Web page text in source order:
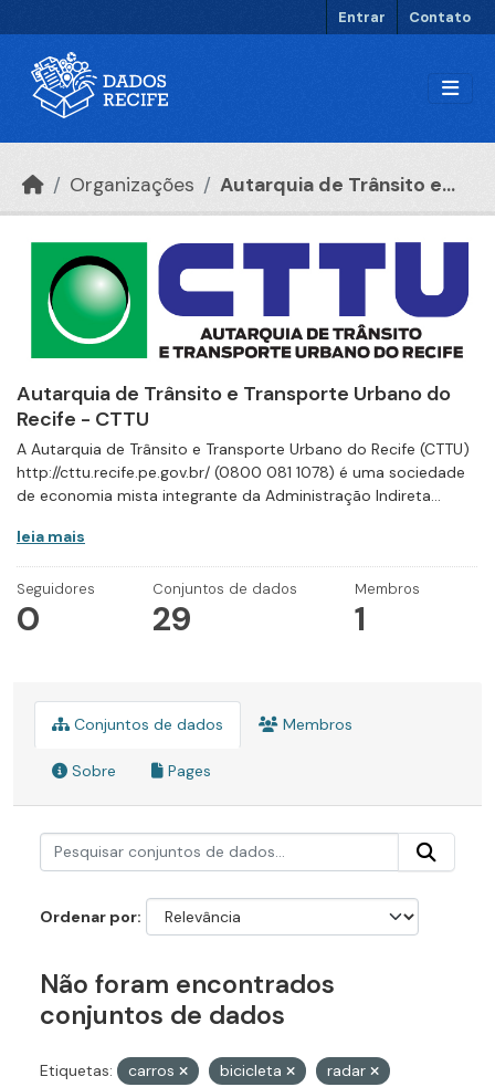
Entrar Contato
Organizações Autarquia de Trânsito e...
Autarquia de Trânsito e Transporte Urbano do
Recife - CTTU
A Autarquia de Trânsito e Transporte Urbano do Recife (CTTU)
http://cttu.recife.pe.gov.br/ (0800 081 1078) é uma sociedade
de economia mista integrante da Administração Indireta...
leia mais
Seguidores
0
Conjuntos de dados
29
Membros
1
Conjuntos de dados Membros
Sobre Pages
Ordenar por
Não foram encontrados
conjuntos de dados
Etiquetas: carros bicicleta
radar